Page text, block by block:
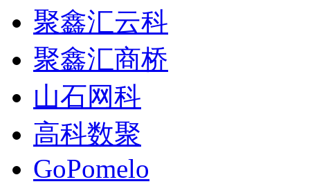
聚鑫汇云科
聚鑫汇商桥
山石网科
高科数聚
GoPomelo